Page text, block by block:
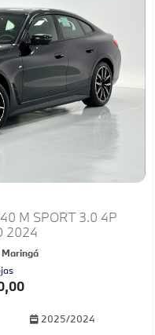
M SPORT 3.0 4P
2024
2025/2024